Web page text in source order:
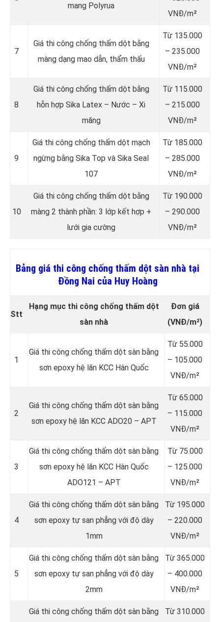
mang Polyrua
VNĐ/m²
7
Giá thi công chống thấm dột bằng
màng dạng mao dẫn, thẩm thấu
Từ 135.000
– 235.000
VNĐ/m²
8
Giá thi công chống thấm dột bằng
hỗn hợp Sika Latex – Nước – Xi
măng
Từ 115.000
– 215.000
VNĐ/m²
9
Giá thi công chống thấm dột mạch
ngừng bằng Sika Top và Sika Seal
107
Từ 185.000
– 285.000
VNĐ/m²
10
Giá thi công chống thấm dột bằng
màng 2 thành phần: 3 lớp kết hợp +
lưới gia cường
Từ 190.000
– 290.000
VNĐ/m²
Bảng giá thi công chống thấm dột sàn nhà tại
Đồng Nai của Huy Hoàng
Stt
Hạng mục thi công chống thấm dột
sàn nhà
Đơn giá
(VNĐ/m²)
1
Giá thi công chống thấm dột sàn bằng
sơn epoxy hệ lăn KCC Hàn Quốc
Từ 55.000
– 105.000
VNĐ/m²
2
Giá thi công chống thấm dột sàn bằng
sơn epoxy hệ lăn KCC ADO20 – APT
Từ 65.000
– 115.000
VNĐ/m²
3
Giá thi công chống thấm dột sàn bằng
sơn epoxy hệ lăn KCC Hàn Quốc
ADO121 – APT
Từ 75.000
– 125.000
VNĐ/m²
4
Giá thi công chống thấm dột sàn bằng
sơn epoxy tự san phẳng với độ dày
1mm
Từ 195.000
– 220.000
VNĐ/m²
5
Giá thi công chống thấm dột sàn bằng
sơn epoxy tự san phẳng với độ dày
2mm
Từ 365.000
– 400.000
VNĐ/m²
Giá thi công chống thấm dột sàn bằng Từ 310.000